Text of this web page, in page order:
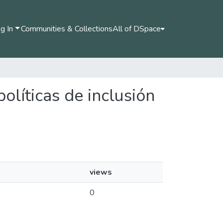
In Communities & CollectionsAll of DSpace
de inclusión
views
0